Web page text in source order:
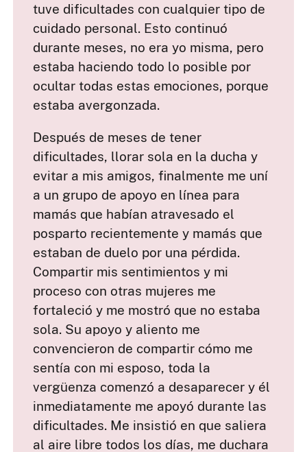
tuve dificultades con cualquier tipo de
cuidado personal. Esto continuó
durante meses, no era yo misma, pero
estaba haciendo todo lo posible por
ocultar todas estas emociones, porque
estaba avergonzada.
Después de meses de tener
dificultades, llorar sola en la ducha y
evitar a mis amigos, finalmente me uní
a un grupo de apoyo en línea para
mamás que habían atravesado el
posparto recientemente y mamás que
estaban de duelo por una pérdida.
Compartir mis sentimientos y mi
proceso con otras mujeres me
fortaleció y me mostró que no estaba
sola. Su apoyo y aliento me
convencieron de compartir cómo me
sentía con mi esposo, toda la
vergüenza comenzó a desaparecer y él
inmediatamente me apoyó durante las
dificultades. Me insistió en que saliera
al aire libre todos los días, me duchara